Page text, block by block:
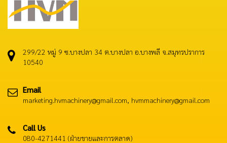
299/22 หมู่ 9 ซ.บางปลา 34 ต.บางปลา อ.บางพลี จ.สมุทรปราการ
10540
Email
marketing.hvmachinery@gmail.com, hvmmachinery@gmail.com
Call Us
080-4271441 (ฝ่ายขายและการตลาด)